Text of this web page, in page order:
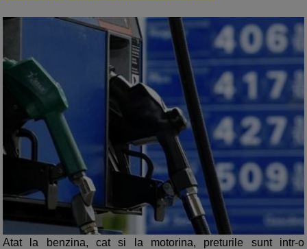
Atat la benzina, cat si la motorina, preturile sunt intr-o